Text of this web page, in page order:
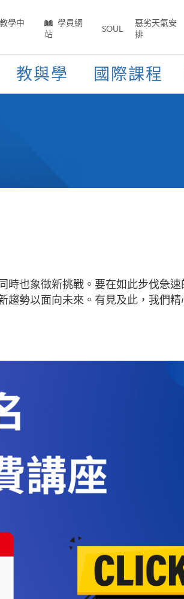
教學中
學員網
站
SOUL
惡劣天氣安
排
教與學 國際課程
也象徵新挑戰。要在如此步伐急
勢以面向未來。有見及此，我們